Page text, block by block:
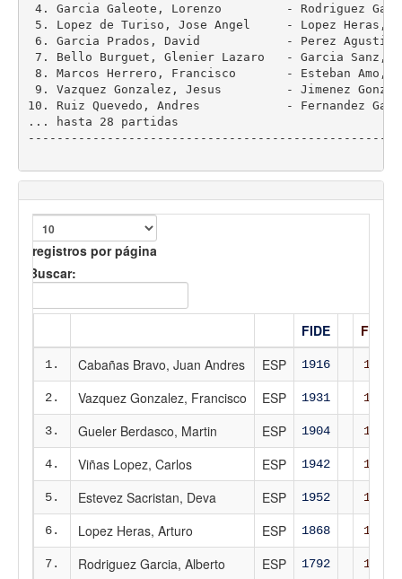
4. Garcia Galeote, Lorenzo         - Rodriguez
5. Lopez de Turiso, Jose Angel     - Lopez
6. Garcia Prados, David            - Perez
7. Bello Burguet, Glenier Lazaro   - Garcia
8. Marcos Herrero, Francisco       - Esteban
9. Vazquez Gonzalez, Jesus         - Jimenez
10. Ruiz Quevedo, Andres            - Fernandez
... hasta 28 partidas
registros por página
Buscar:
FIDE FEDA
1. Cabañas Bravo, Juan Andres ESP 1916 1958
2. Vazquez Gonzalez, Francisco ESP 1931 1964
3. Gueler Berdasco, Martin ESP 1904 1951
4. Viñas Lopez, Carlos ESP 1942 1984
5. Estevez Sacristan, Deva ESP 1952 1971
6. Lopez Heras, Arturo ESP 1868 1910
7. Rodriguez Garcia, Alberto ESP 1792 1872